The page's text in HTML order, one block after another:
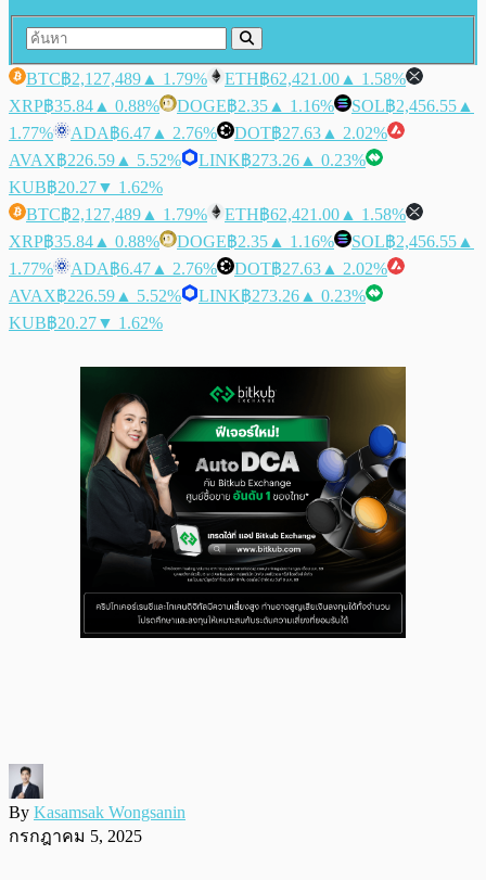
BTC฿2,127,489 ▲ 1.79% ETH฿62,421.00 ▲ 1.58%
XRP฿35.84 ▲ 0.88% DOGE฿2.35 ▲ 1.16% SOL฿2,456.55 ▲
1.77%
ADA฿6.47 ▲ 2.76% DOT฿27.63 ▲ 2.02%
AVAX฿226.59 ▲ 5.52% LINK฿273.26 ▲ 0.23%
KUB฿20.27▼ 1.62%
BTC฿2,127,489 ▲ 1.79% ETH฿62,421.00 ▲ 1.58%
XRP฿35.84 ▲ 0.88% DOGE฿2.35 ▲ 1.16% SOL฿2,456.55 ▲
1.77%
ADA฿6.47 ▲ 2.76% DOT฿27.63 ▲ 2.02%
AVAX฿226.59 ▲ 5.52% LINK฿273.26 ▲ 0.23%
KUB฿20.27▼ 1.62%
By Kasamsak Wongsanin
กรกฎาคม 5, 2025